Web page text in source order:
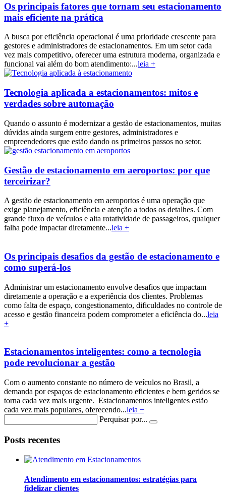
Os principais fatores que tornam seu estacionamento
mais eficiente na prática
A busca por eficiência operacional é uma prioridade crescente para
gestores e administradores de estacionamentos. Em um setor cada
vez mais competitivo, oferecer uma estrutura moderna, organizada e
funcional vai além do bom atendimento:...leia +
Tecnologia aplicada a estacionamentos: mitos e
verdades sobre automação
Quando o assunto é modernizar a gestão de estacionamentos, muitas
dúvidas ainda surgem entre gestores, administradores e
empreendedores que estão dando os primeiros passos no setor.
Gestão de estacionamento em aeroportos: por que
terceirizar?
A gestão de estacionamento em aeroportos é uma operação que
exige planejamento, eficiência e atenção a todos os detalhes. Com
grande fluxo de veículos e alta rotatividade de passageiros, qualquer
falha pode impactar diretamente...leia +
Os principais desafios da gestão de estacionamento e
como superá-los
Administrar um estacionamento envolve desafios que impactam
diretamente a operação e a experiência dos clientes. Problemas
como falta de espaço, congestionamento, dificuldades no controle de
acesso e gestão financeira podem comprometer a eficiência do...leia
+
Estacionamentos inteligentes: como a tecnologia
pode revolucionar a gestão
Com o aumento constante no número de veículos no Brasil, a
demanda por espaços de estacionamento eficientes e bem geridos se
torna cada vez mais urgente. Estacionamentos inteligentes estão
cada vez mais populares, oferecendo...leia +
Perquisar por...
Posts recentes
Atendimento em estacionamentos: estratégias para
fidelizar clientes